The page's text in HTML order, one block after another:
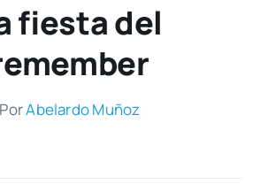
fiesta del
PorAbe­lar­do Muñoz